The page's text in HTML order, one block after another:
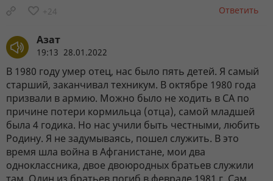
+24 Ответить
Азат
19:13 28.01.2022
В 1980 году умер отец, нас было пять детей. Я самый
старший, заканчивал техникум. В октябре 1980 года
призвали в армию. Можно было не ходить в СА по
причине потери кормильца (отца), самой младшей
была 4 годика. Но нас учили быть честными, любить
Родину. Я не задумываясь, пошел служить. В это
время шла война в Афганистане, мои два
одноклассника, двое двоюродных братьев служили